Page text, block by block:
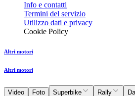
Info e contatti
Termini del servizio
Utilizzo dati e privacy
Cookie Policy
Altri motori
Altri motori
Video Foto Superbike Rally